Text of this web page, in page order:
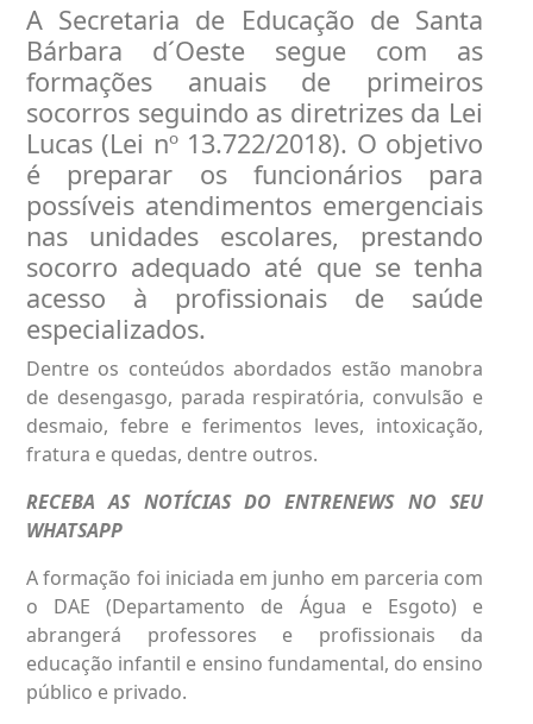
A Secretaria de Educação de Santa
Bárbara d´Oeste segue com as
formações anuais de primeiros
socorros seguindo as diretrizes da Lei
Lucas (Lei nº 13.722/2018). O objetivo
é preparar os funcionários para
possíveis atendimentos emergenciais
nas unidades escolares, prestando
socorro adequado até que se tenha
acesso à profissionais de saúde
especializados.
Dentre os conteúdos abordados estão manobra
de desengasgo, parada respiratória, convulsão e
desmaio, febre e ferimentos leves, intoxicação,
fratura e quedas, dentre outros.
RECEBA AS NOTÍCIAS DO ENTRENEWS NO SEU
WHATSAPP
A formação foi iniciada em junho em parceria com
o DAE (Departamento de Água e Esgoto) e
abrangerá professores e profissionais da
educação infantil e ensino fundamental, do ensino
público e privado.